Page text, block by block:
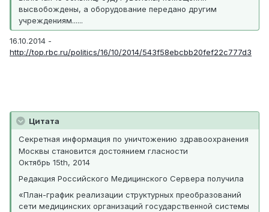
высвобождены, а оборудование передано другим
учреждениям......
16.10.2014 -
http://top.rbc.ru/politics/16/10/2014/543f58ebcbb20fef22c777d3
Цитата
Секретная информация по уничтожению здравоохранения
Москвы становится достоянием гласности
Октябрь 15th, 2014
Редакция Российского Медицинского Сервера получила
«План-график реализации структурных преобразований
сети медицинских организаций государственной системы